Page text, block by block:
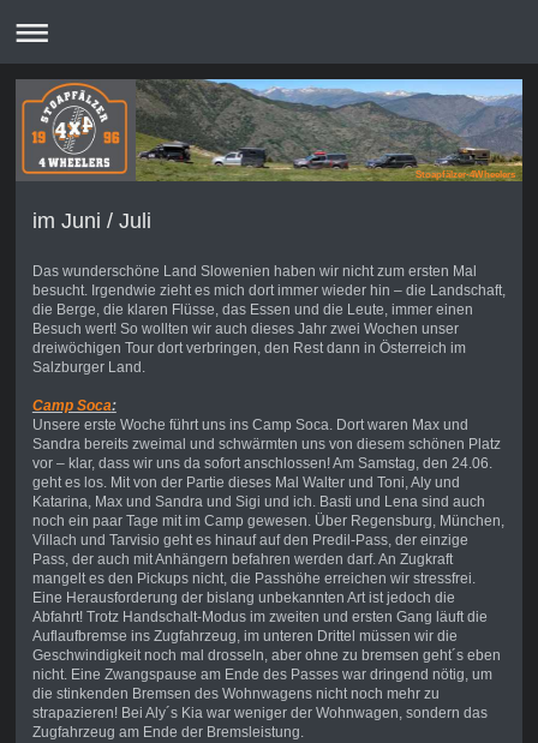
Stoapfälzer-4Wheelers
im Juni / Juli
Das wunderschöne Land Slowenien haben wir nicht zum ersten Mal
besucht. Irgendwie zieht es mich dort immer wieder hin – die Landschaft,
die Berge, die klaren Flüsse, das Essen und die Leute, immer einen
Besuch wert! So wollten wir auch dieses Jahr zwei Wochen unser
dreiwöchigen Tour dort verbringen, den Rest dann in Österreich im
Salzburger Land.
Camp Soca:
Unsere erste Woche führt uns ins Camp Soca. Dort waren Max und
Sandra bereits zweimal und schwärmten uns von diesem schönen Platz
vor – klar, dass wir uns da sofort anschlossen! Am Samstag, den 24.06.
geht es los. Mit von der Partie dieses Mal Walter und Toni, Aly und
Katarina, Max und Sandra und Sigi und ich. Basti und Lena sind auch
noch ein paar Tage mit im Camp gewesen. Über Regensburg, München,
Villach und Tarvisio geht es hinauf auf den Predil-Pass, der einzige
Pass, der auch mit Anhängern befahren werden darf. An Zugkraft
mangelt es den Pickups nicht, die Passhöhe erreichen wir stressfrei.
Eine Herausforderung der bislang unbekannten Art ist jedoch die
Abfahrt! Trotz Handschalt-Modus im zweiten und ersten Gang läuft die
Auflaufbremse ins Zugfahrzeug, im unteren Drittel müssen wir die
Geschwindigkeit noch mal drosseln, aber ohne zu bremsen geht´s eben
nicht. Eine Zwangspause am Ende des Passes war dringend nötig, um
die stinkenden Bremsen des Wohnwagens nicht noch mehr zu
strapazieren! Bei Aly´s Kia war weniger der Wohnwagen, sondern das
Zugfahrzeug am Ende der Bremsleistung.